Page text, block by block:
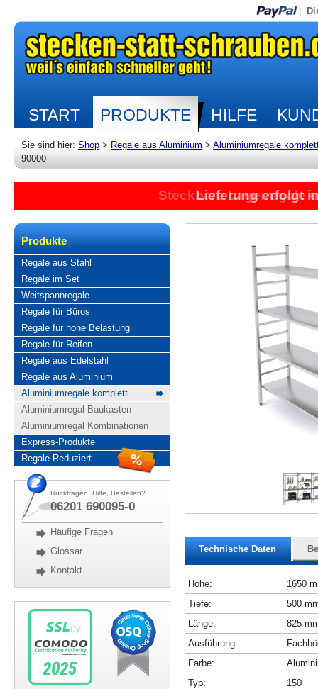
START PRODUKTE HILFE
Sie sind hier: Shop > Regale aus Aluminium > Aluminiumregale
90000
Steckbare Lagerregale
Lieferung erfolgt
Produkte
Regale aus Stahl
Regale im Set
Weitspannregale
Regale für Büros
Regale für hohe Belastung
Regale für Reifen
Regale aus Edelstahl
Regale aus Aluminium
Aluminiumregale komplett
Aluminiumregal Baukasten
Aluminiumregal Kombinationen
Express-Produkte
Regale Reduziert
Rückfragen, Hilfe, Bestellen?
06201 690095-0
Häufige Fragen
Glossar
Kontakt
Technische Daten
Höhe:
1650
Tiefe:
500
Länge:
825
Ausführung:
Farbe:
Typ:
150